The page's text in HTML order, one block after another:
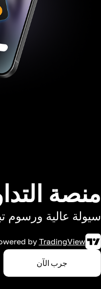
منصة
سيولة عالية ورسوم تبدأ من
by TradingView
جرب الآن